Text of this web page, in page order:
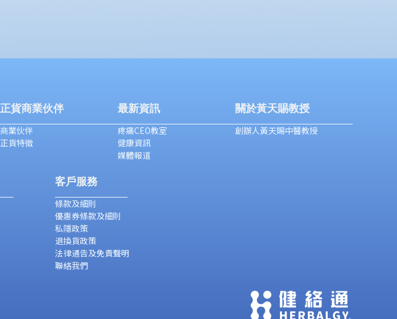
正貨商業伙伴
商業伙伴
正貨特徵
最新資訊
疼痛CEO教室
健康資訊
媒體報道
關於黃天賜教授
創辦人黃天賜中醫教授
客戶服務
條款及細則
優惠券條款及細則
私隱政策
退換貨政策
法律通告及免責聲明
聯絡我們